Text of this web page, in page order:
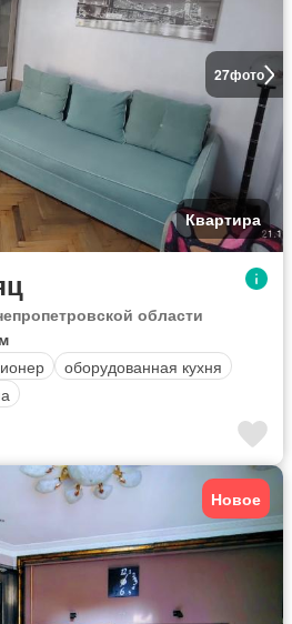
27фото
Квартира
области
оборудованная кухня
Новое